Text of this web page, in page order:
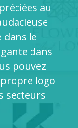
au
dans le
dans
pouvez
logo
secteurs